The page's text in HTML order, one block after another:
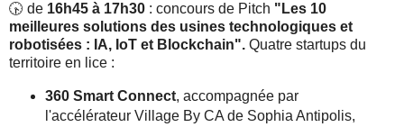
🕟 de 16h45 à 17h30 : concours de Pitch "Les 10
meilleures solutions des usines technologiques et
robotisées : IA, IoT et Blockchain". Quatre startups du
territoire en lice :
360 Smart Connect, accompagnée par
l'accélérateur Village By CA de Sophia Antipolis,